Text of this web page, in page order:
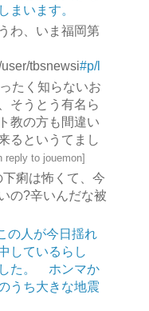
まいます。
わ、いま福岡第
tbsnewsi#p/l
たく知らないお
そうとう有名ら
教の方も間違い
るというてまし
reply to jouemon]
下痢は怖くて、今
の?辛いんだな被
の人が今日揺れ
しているらし
た。 ホンマか
うち大きな地震